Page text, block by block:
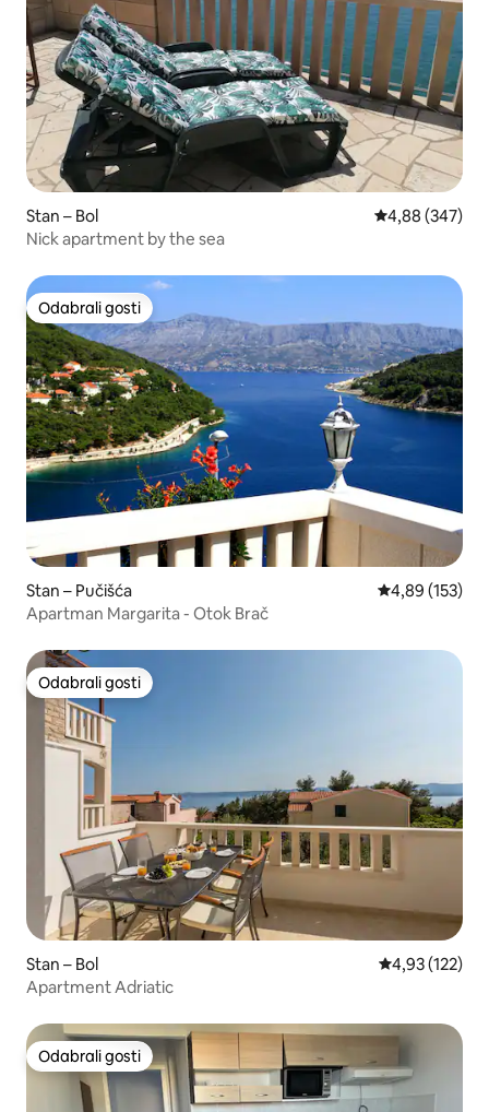
Stan – Bol Prosječna
4,88 (347)
Nick apartment by the sea
Odabrali gosti
Odabrali gosti
Stan – Pučišća Prosječna
4,89 (153)
Apartman Margarita - Otok Brač
Odabrali gosti
Odabrali gosti
Stan – Bol Prosječna
4,93 (122)
Apartment Adriatic
Odabrali gosti
Odabrali gosti